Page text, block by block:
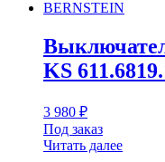
KS
3 980 ₽
Под заказ
Читать далее